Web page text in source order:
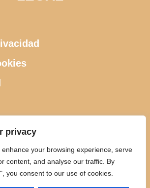
privacy
your browsing experience, serve
content, and analyse our traffic. By
you consent to our use of cookies.
CONTACTO